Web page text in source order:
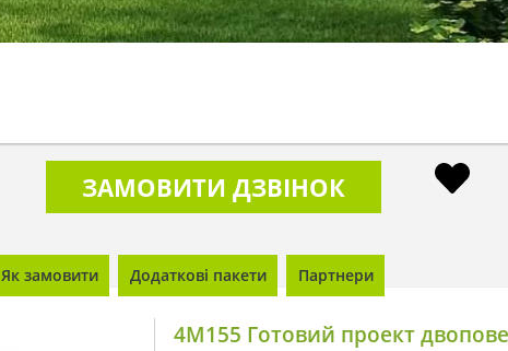
ЗАМОВИТИ ДЗВІНОК
Як замовити Додаткові пакети Партнери
4M155 Готовий проект